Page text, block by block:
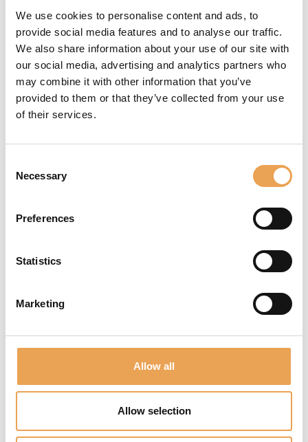
We use cookies to personalise content and ads, to
provide social media features and to analyse our traffic.
We also share information about your use of our site with
our social media, advertising and analytics partners who
may combine it with other information that you’ve
provided to them or that they’ve collected from your use
of their services.
Selection
Necessary
Preferences
Statistics
Marketing
Allow all
Allow selection
NOUVEL ASSISTANT
DE LINÉARISATION
PLUS
le nouvel Assistant de
l’Assistant de linéarisation
innovante de linéarisation de
base. Ce nouveau module
rapidement les systèmes
l’usure des têtes d’impression
et de maintenir une qualité
l’ensemble des périphériques
de production. Actuellement
disponible pour les produits
Recalibrage rapide de